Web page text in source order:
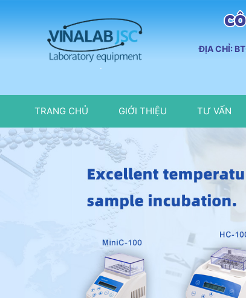
ĐỊA CHỈ:
TRANG CHỦ GIỚI THIỆU TƯ VẤN